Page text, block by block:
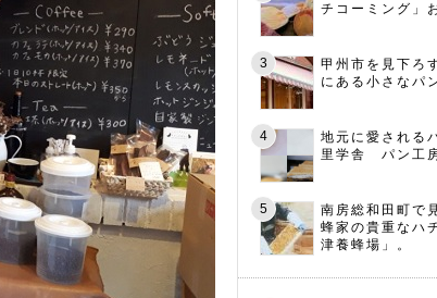
チコーミング」
甲州市を見下ろ
にある小さなパ
地元に愛される
里学舎 パン工
南房総和田町で
蜂家の貴重なハ
津養蜂場」。